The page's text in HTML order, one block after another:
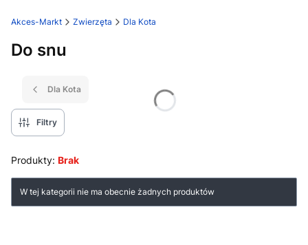
Akces-Markt Zwierzęta Dla Kota
Do snu
Dla Kota
Filtry
Produkty: Brak
Lista produktów
W tej kategorii nie ma obecnie żadnych produktów